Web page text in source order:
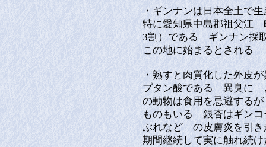
・ギンナンは日本全土で
特に愛知県中島郡祖父江
3割）である ギンナン
この地に始まるとされる
・熟すと肉質化した外皮
プタン酸である 異臭に
の動物は食用を忌避する
ものもいる 銀杏はギン
ぶれなど の皮膚炎を引
期間継続して実に触れ